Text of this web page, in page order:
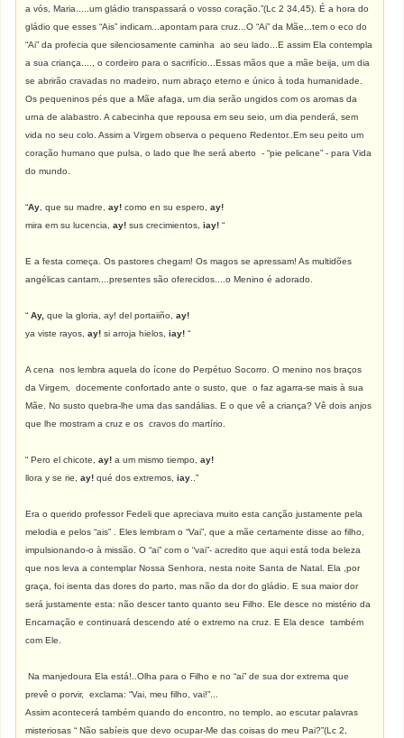
a vós, Maria.....um gládio transpassará o vosso coração.”(Lc 2 34,45). É a hora do
gládio que esses “Ais” indicam...apontam para cruz...O “Ai” da Mãe,..tem o eco do
“Ai” da profecia que silenciosamente caminha ao seu lado...E assim Ela contempla
a sua criança...., o cordeiro para o sacrifício...Essas mãos que a mãe beija, um dia
se abrirão cravadas no madeiro, num abraço eterno e único à toda humanidade.
Os pequeninos pés que a Mãe afaga, um dia serão ungidos com os aromas da
urna de alabastro. A cabecinha que repousa em seu seio, um dia penderá, sem
vida no seu colo. Assim a Virgem observa o pequeno Redentor..Em seu peito um
coração humano que pulsa, o lado que lhe será aberto - “pie pelicane” - para Vida
do mundo.
“Ay , que su madre,ay! como en su espero,ay!
mira em su lucencia,ay! sus crecimientos, iay! “
E a festa começa. Os pastores chegam! Os magos se apressam! As multidões
angélicas cantam....presentes são oferecidos....o Menino é adorado.
“Ay,que la gloria, ay! del portaiiño,ay!
ya viste rayos, ay! si arroja hielos, iay! “
A cena nos lembra aquela do ícone do Perpétuo Socorro. O menino nos braços
da Virgem, docemente confortado ante o susto, que o faz agarra-se mais à sua
Mãe. No susto quebra-lhe uma das sandálias. E o que vê a criança? Vê dois anjos
que lhe mostram a cruz e os cravos do martírio.
“ Pero el chicote, ay! a um mismo tiempo,
ay!
llora y se rie,ay!qué dos extremos,iay ..”
Era o querido professor Fedeli que apreciava muito esta canção justamente pela
melodia e pelos “ais” . Eles lembram o “Vai”, que a mãe certamente disse ao filho,
impulsionando-o à missão. O “ai” com o “vai”- acredito que aqui está toda beleza
que nos leva a contemplar Nossa Senhora, nesta noite Santa de Natal. Ela ,por
graça, foi isenta das dores do parto, mas não da dor do gládio. E sua maior dor
será justamente esta: não descer tanto quanto seu Filho. Ele desce no mistério da
Encarnação e continuará descendo até o extremo na cruz. E Ela desce também
com Ele.
Na manjedoura Ela está!..Olha para o Filho e no “ai” de sua dor extrema que
prevê o porvir, exclama: “Vai, meu filho, vai!”...
Assim acontecerá também quando do encontro, no templo, ao escutar palavras
misteriosas “ Não sabíeis que devo ocupar-Me das coisas do meu Pai?”(Lc 2,